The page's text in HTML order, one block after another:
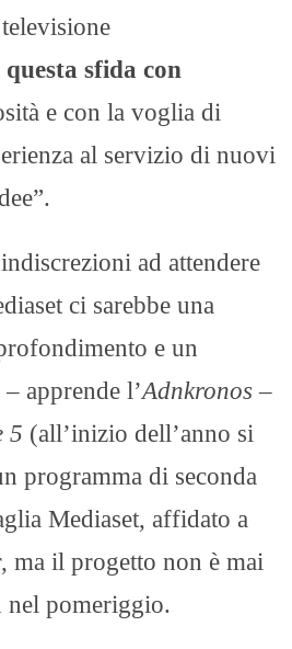
sfida con
e con la voglia di
al servizio di nuovi
ad attendere
ci sarebbe una
e un
apprende l’Adnkronos –
5 (all’inizio dell’anno si
programma di seconda
Mediaset, affidato a
ma il progetto non è mai
nel pomeriggio.